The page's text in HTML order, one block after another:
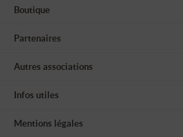
Boutique
Partenaires
Autres associations
Infos utiles
Mentions légales